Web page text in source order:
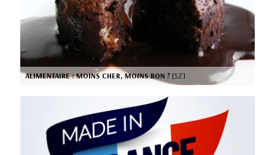
ALIMENTAIRE : MOINS CHER, MOINS BON ? [52’]